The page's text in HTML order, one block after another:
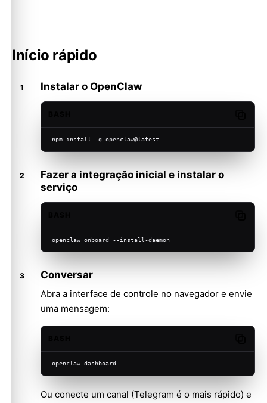
Início rápido
Instalar o OpenClaw
npm install -g openclaw@latest
Fazer a integração inicial e instalar o
serviço
openclaw onboard --install-daemon
Conversar
Abra a interface de controle no navegador e envie
uma mensagem:
openclaw dashboard
Ou conecte um canal (Telegram é o mais rápido) e